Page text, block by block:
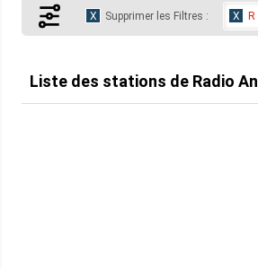
12. Nouvelle Zélande
5. Malawi
Supprimer les Filtres :
Liste des stations de Radio